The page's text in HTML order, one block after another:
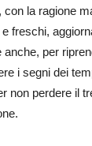
con la ragione
freschi,
anche, per
i segni dei
non perdere il